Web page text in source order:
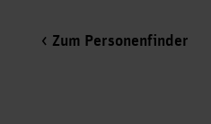
Zum Personenfinder